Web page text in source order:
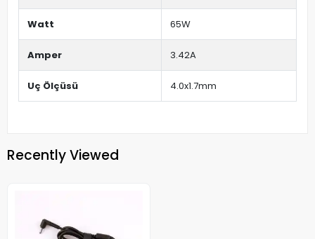
Watt 65W
Amper 3.42A
Uç Ölçüsü 4.0x1.7mm
Recently Viewed